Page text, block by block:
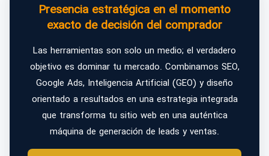
Presencia estratégica en el momento
exacto de decisión del comprador
Las herramientas son solo un medio; el verdadero
objetivo es dominar tu mercado. Combinamos SEO,
Google Ads, Inteligencia Artificial (GEO) y diseño
orientado a resultados en una estrategia integrada
que transforma tu sitio web en una auténtica
máquina de generación de leads y ventas.